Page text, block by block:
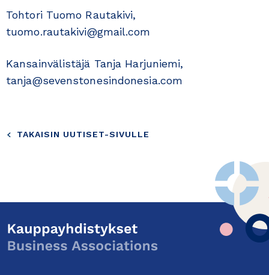
Tohtori Tuomo Rautakivi,
tuomo.rautakivi@gmail.com
Kansainvälistäjä Tanja Harjuniemi,
tanja@sevenstonesindonesia.com
TAKAISIN UUTISET-SIVULLE